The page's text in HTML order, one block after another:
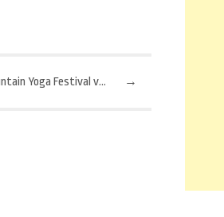
→
St. Anton am Arlberg: Erstes Mountain Yoga Festival von 1. bis 4. September